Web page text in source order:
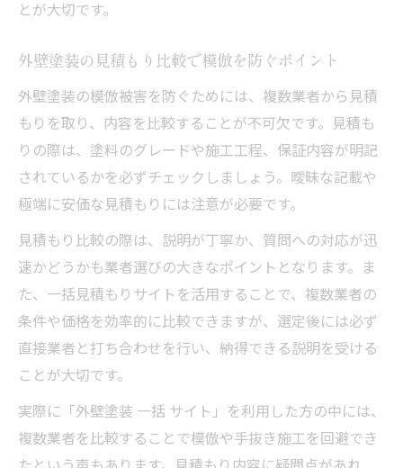
とが大切です。
外壁塗装の見積もり比較で模倣を防ぐポイント
外壁塗装の模倣被害を防ぐためには、複数業者から見積
もりを取り、内容を比較することが不可欠です。見積も
りの際は、塗料のグレードや施工工程、保証内容が明記
されているかを必ずチェックしましょう。曖昧な記載や
極端に安価な見積もりには注意が必要です。
見積もり比較の際は、説明が丁寧か、質問への対応が迅
速かどうかも業者選びの大きなポイントとなります。ま
た、一括見積もりサイトを活用することで、複数業者の
条件や価格を効率的に比較できますが、選定後には必ず
直接業者と打ち合わせを行い、納得できる説明を受ける
ことが大切です。
実際に「外壁塗装 一括 サイト」を利用した方の中には、
複数業者を比較することで模倣や手抜き施工を回避でき